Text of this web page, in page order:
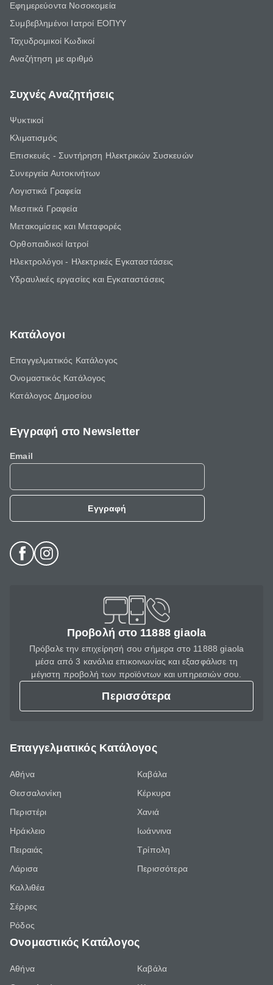
Εφημερεύοντα Νοσοκομεία
Συμβεβλημένοι Ιατροί ΕΟΠΥΥ
Ταχυδρομικοί Κωδικοί
Αναζήτηση με αριθμό
Συχνές Αναζητήσεις
Ψυκτικοί
Κλιματισμός
Επισκευές - Συντήρηση Ηλεκτρικών Συσκευών
Συνεργεία Αυτοκινήτων
Λογιστικά Γραφεία
Μεσιτικά Γραφεία
Μετακομίσεις και Μεταφορές
Ορθοπαιδικοί Ιατροί
Ηλεκτρολόγοι - Ηλεκτρικές Εγκαταστάσεις
Υδραυλικές εργασίες και Εγκαταστάσεις
Κατάλογοι
Επαγγελματικός Κατάλογος
Ονομαστικός Κατάλογος
Κατάλογος Δημοσίου
Εγγραφή στο Newsletter
Email
Εγγραφή
Προβολή στο 11888 giaola
Πρόβαλε την επιχείρησή σου σήμερα στο 11888 giaola
μέσα από 3 κανάλια επικοινωνίας και εξασφάλισε τη
μέγιστη προβολή των προϊόντων και υπηρεσιών σου.
Περισσότερα
Επαγγελματικός Κατάλογος
Αθήνα
Θεσσαλονίκη
Περιστέρι
Ηράκλειο
Πειραιάς
Λάρισα
Καλλιθέα
Σέρρες
Ρόδος
Καβάλα
Κέρκυρα
Χανιά
Ιωάννινα
Τρίπολη
Περισσότερα
Ονομαστικός Κατάλογος
Αθήνα
Καβάλα